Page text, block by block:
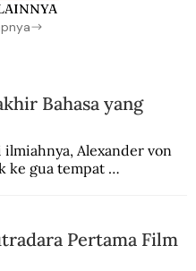
Bahasa yang
ilmiahnya, Alexander von
ke gua tempat
sebagai penutur
itu.
Pertama Film